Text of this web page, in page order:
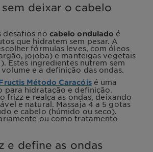
deixar o cabelo
desafios no cabelo ondulado é
que hidratem sem pesar. A
fórmulas leves, com óleos
jojoba) e manteigas vegetais
Estes ingredientes nutrem sem
e a definição das ondas.
Método Caracóisé uma
para hidratação e definição.
frizz e realça as ondas, deixando
e natural. Massaja 4 a 5 gotas
e cabelo (húmido ou seco).
ou como tratamento
e define as ondas